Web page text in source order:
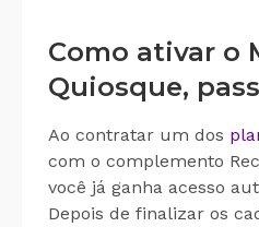
Como ativar o
Quiosque,
Ao contratar um dos
com o complemento
você já ganha acesso
Depois de finalizar os